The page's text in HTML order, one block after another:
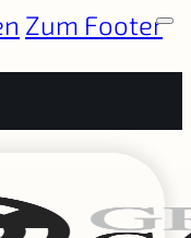
Zum Footer